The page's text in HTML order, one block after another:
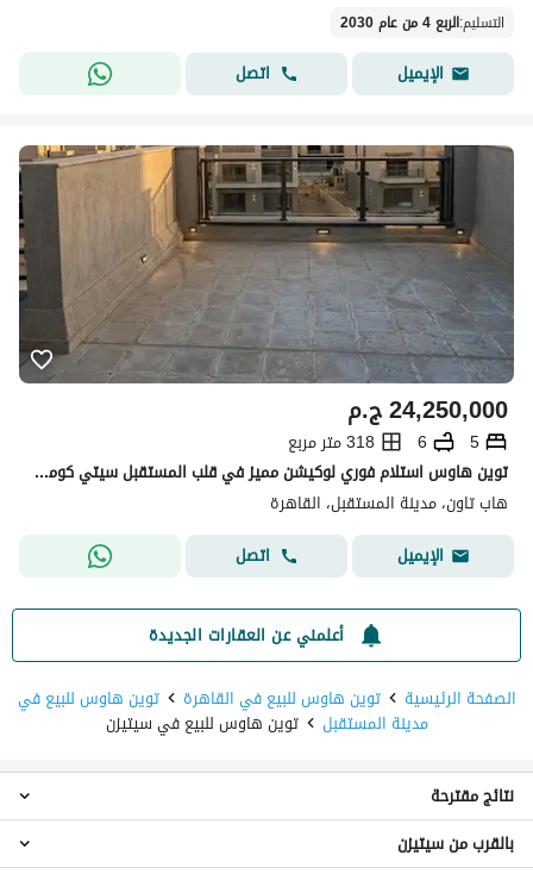
التسليم:الربع 4 من عام 2030
الإيميل اتصل
ج.م24,250,000
5
6
318 متر مربع
توين هاوس استلام فوري لوكيشن مميز في قلب المستقبل سيتي كومباوند هاب تاون من حسن علام القاهرة الجديدة
هاب تاون، مدينة المستقبل، القاهرة
الإيميل
اتصل
أعلمني عن العقارات الجديدة
الصفحة الرئيسية
توين هاوس للبيع في القاهرة توين هاوس للبيع في
مدينة المستقبل توين هاوس للبيع في سيتيزن
توين هاوس 4 غرف نوم للبيع في سيتيزن
نتائج مقترحة
بالقرب من سيتيزن